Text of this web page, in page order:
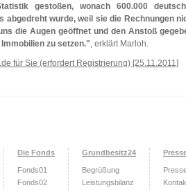
gestoßen, wonach 600.000
abgedreht wurde, weil sie die Rechnungen
die Augen geöffnet und den Anstoß
zu setzen.", erklärt Marloh.
für Sie (erfordert Registrierung) [25.11.2011]
Die Fonds
Fonds01
Fonds02
Grundbesitz24
Begrüßung
Leistungsbilanz